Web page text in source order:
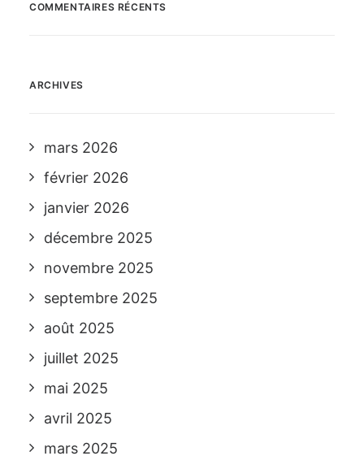
COMMENTAIRES RÉCENTS
ARCHIVES
mars 2026
février 2026
janvier 2026
décembre 2025
novembre 2025
septembre 2025
août 2025
juillet 2025
mai 2025
avril 2025
mars 2025